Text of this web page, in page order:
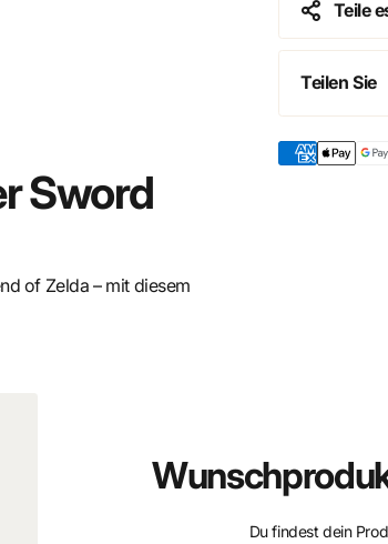
Sword
of Zelda– mit diesem
zerstörten Form – mit
Teile
Teilen Sie
Du findest dein